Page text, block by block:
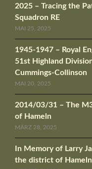
2025 – Tracing the
Squadron RE
MAI 25, 2025
1945-1947 – Royal
51st Highland
Cummings-Collinson
MAI 20, 2025
2014/03/31 – The
of Hameln
MÄRZ 28, 2025
In Memory of Larry
the district of